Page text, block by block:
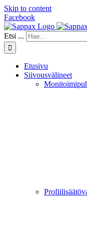
Skip to content
Facebook
Etsi ...
Etusivu
Siivousvälineet